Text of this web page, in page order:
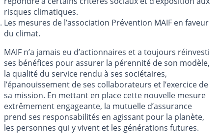
risques climatiques.
Les mesures de l’association Prévention MAIF en faveur
du climat.
MAIF n’a jamais eu d’actionnaires et a toujours réinvesti
ses bénéfices pour assurer la pérennité de son modèle,
la qualité du service rendu à ses sociétaires,
l’épanouissement de ses collaborateurs et l’exercice de
sa mission. En mettant en place cette nouvelle mesure
extrêmement engageante, la mutuelle d’assurance
prend ses responsabilités en agissant pour la planète,
les personnes qui y vivent et les générations futures.